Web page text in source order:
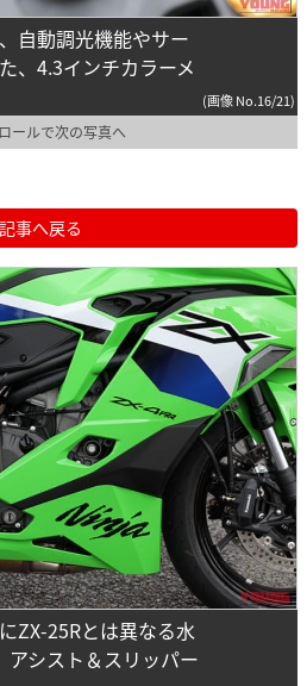
自動調光機能やサー
、4.3インチカラーメ
(画像 No.16/21)
ールで次の写真へ
記事へ戻る
ZX-25Rとは異なる水
シスト＆スリッパー